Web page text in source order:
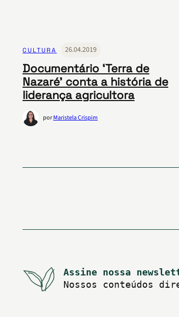
CULTURA 26.04.2019
Documentário ‘Terra de
Nazaré’ conta a história de
liderança agricultora
porMaristela Crispim
Assine nossa
Nossos conteúdos